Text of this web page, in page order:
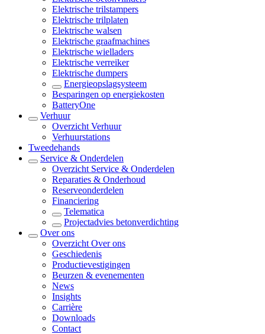
Elektrische trilstampers
Elektrische trilplaten
Elektrische walsen
Elektrische graafmachines
Elektrische wielladers
Elektrische verreiker
Elektrische dumpers
Energieopslagsysteem
Besparingen op energiekosten
BatteryOne
Verhuur
Overzicht Verhuur
Verhuurstations
Tweedehands
Service & Onderdelen
Overzicht Service & Onderdelen
Reparaties & Onderhoud
Reserveonderdelen
Financiering
Telematica
Projectadvies betonverdichting
Over ons
Overzicht Over ons
Geschiedenis
Productievestigingen
Beurzen & evenementen
News
Insights
Carrière
Downloads
Contact